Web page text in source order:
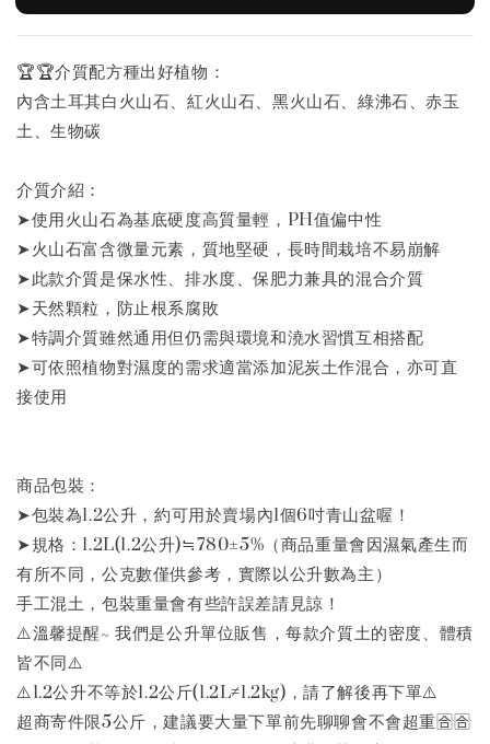
🏆️🏆️介質配方種出好植物：
內含土耳其白火山石、紅火山石、黑火山石、綠沸石、赤玉
土、生物碳
介質介紹：
➤使用火山石為基底硬度高質量輕，PH值偏中性
➤火山石富含微量元素，質地堅硬，長時間栽培不易崩解
➤此款介質是保水性、排水度、保肥力兼具的混合介質
➤天然顆粒，防止根系腐敗
➤特調介質雖然通用但仍需與環境和澆水習慣互相搭配
➤可依照植物對濕度的需求適當添加泥炭土作混合，亦可直
接使用
商品包裝：
➤包裝為1.2公升，約可用於賣場內1個6吋青山盆喔！
➤規格：1.2L(1.2公升)≒780±5%（商品重量會因濕氣產生而
有所不同，公克數僅供參考，實際以公升數為主）
手工混土，包裝重量會有些許誤差請見諒！
⚠️溫馨提醒~ 我們是公升單位販售，每款介質土的密度、體積
皆不同⚠️
⚠️1.2公升不等於1.2公斤(1.2L≠1.2kg)，請了解後再下單⚠️
超商寄件限5公斤，建議要大量下單前先聊聊會不會超重🈴🈴